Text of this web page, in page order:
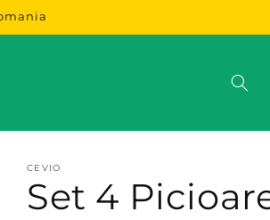
vă
CEVIO
Set 4